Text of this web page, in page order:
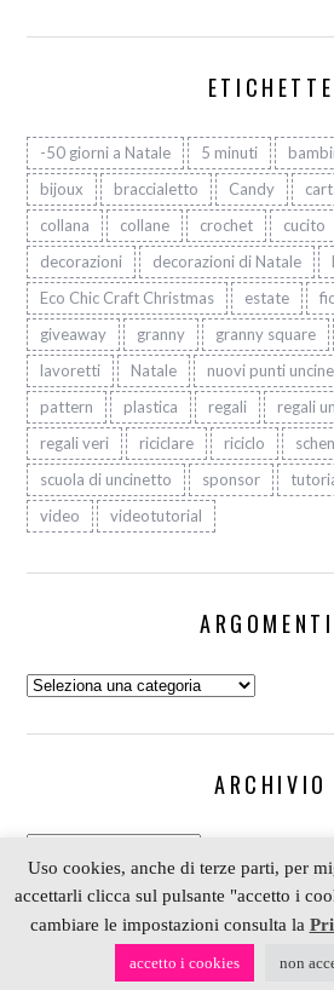
ETICHETTE
-50 giorni a Natale 5 minuti
bijoux
braccialetto Candy
collana
collane crochet cucito
decorazioni
decorazioni di Natale
Eco Chic Craft Christmas
estate
giveaway
granny granny square
lavoretti
Natale nuovi punti
pattern
plastica regali
regali
regali veri
riciclare riciclo
scuola di uncinetto
sponsor
video
videotutorial
Argomenti:
ARCHIVIO
Archivio
COPYRIGHT 2006-2023 ALESSIA
PARTNERDEPOSITPHOTOS| P.
Uso cookies, anche di terze parti, per
accettarli clicca sul pulsante "accetto i
cambiare le impostazioni consulta la
accetto i cookies non